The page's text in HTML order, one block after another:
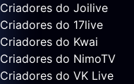
Criadores do Joilive
Criadores do 17live
Criadores do Kwai
Criadores do NimoTV
Criadores do VK Live